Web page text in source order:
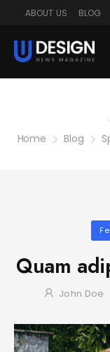
ABOUT US BLOG
Home Blog
Quam
John Doe